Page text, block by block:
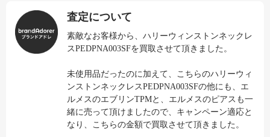
査定について
素敵なお客様から、ハリーウィンストンネックレ
スPEDPNA003SFを買取させて頂きました。
未使用品だったのに加えて、こちらのハリーウィ
ンストンネックレスPEDPNA003SFの他にも、エ
ルメスのエブリンTPMと、エルメスのピアスも一
緒に売って頂けましたので、キャンペーン適応と
なり、こちらの金額で買取させて頂きました。